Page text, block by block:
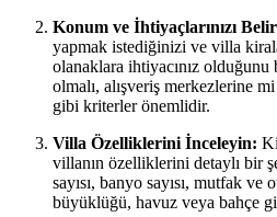
Konum ve İhtiyaçlarınızı
yapmak istediğinizi ve villa
olanaklara ihtiyacınız olduğunu
olmalı, alışveriş merkezlerine
gibi kriterler önemlidir.
Villa Özelliklerini İnceleyin:
villanın özelliklerini detaylı bir
sayısı, banyo sayısı, mutfak ve
büyüklüğü, havuz veya bahçe